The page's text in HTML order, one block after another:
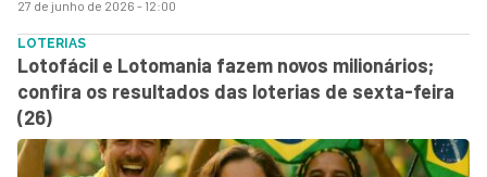
27 de junho de 2026 - 12:00
LOTERIAS
Lotofácil e Lotomania fazem novos milionários;
confira os resultados das loterias de sexta-feira
(26)